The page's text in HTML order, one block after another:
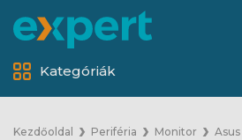
Kategóriák
Kezdőoldal Periféria Monitor Asus